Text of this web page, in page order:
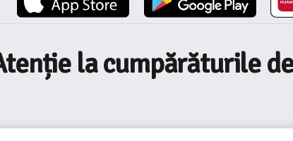
la cumpărăturile